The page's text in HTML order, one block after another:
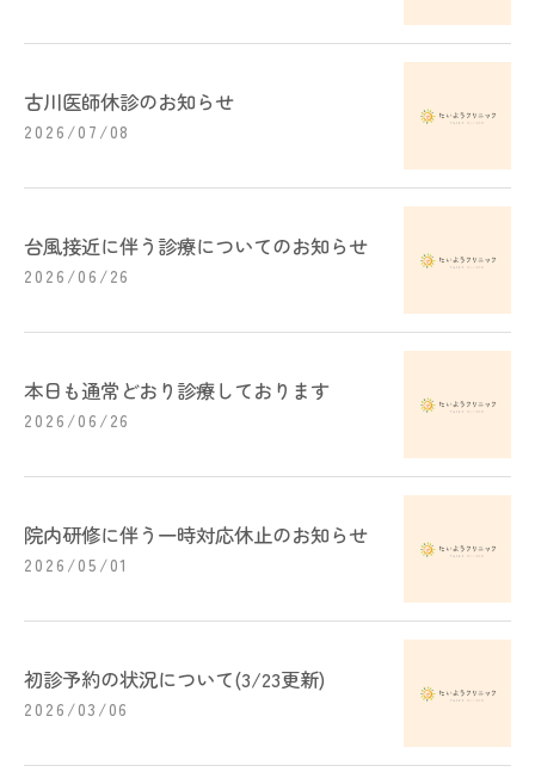
古川医師休診のお知らせ
2026/07/08
台風接近に伴う診療についてのお知らせ
2026/06/26
本日も通常どおり診療しております
2026/06/26
院内研修に伴う一時対応休止のお知らせ
2026/05/01
初診予約の状況について(3/23更新)
2026/03/06